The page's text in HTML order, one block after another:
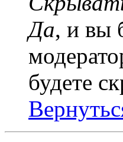
Да, и вы
будете